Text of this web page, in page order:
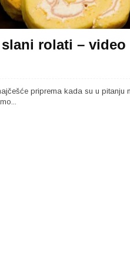
rolati – video
priprema kada su u pitanju